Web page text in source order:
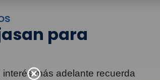
para
más adelante recuerda